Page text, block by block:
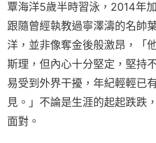
覃海洋5歲半時習泳，2014年
跟隨曾經執教過寧澤濤的名帥
洋，並非像奪金後般激昂，「
斯理，但內心十分堅定，堅持
易受到外界干擾，年紀輕輕已
見。」不論是生涯的起起跌跌
面對。